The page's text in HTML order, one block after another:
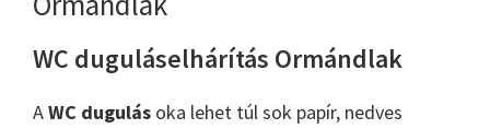
WC duguláselhárítás Ormándlak
AWC dugulás oka lehet túl sok papír, nedves